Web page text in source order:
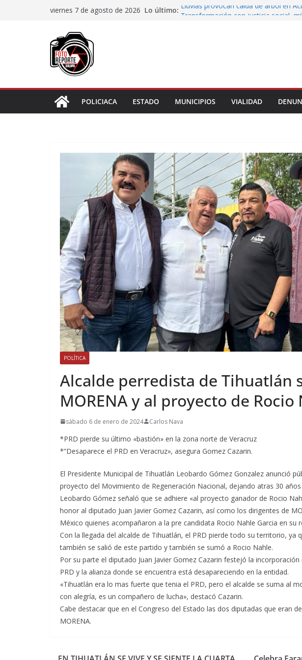
viernes 7 de agosto de 2026 Lo último: Lluvias provocan caída de árbol en
incumplimiento de obra y falta de
POLICIACA
ESTADO MUNICIPIOS VIALIDAD
POLÍTICA
Alcalde perredista de Tihuatlán
MORENA y al proyecto de Rocio
sábado 6 de enero de 2024 Carlos Nava
*PRD pierde su último «bastión» en la zona norte de Veracruz
*”Desaparece el PRD en Veracruz», asegura Gomez Cazarin.
El Presidente Municipal de Tihuatlán Leobardo Gómez Gonzalez anunció
proyecto del Movimiento de Regeneración Nacional, dejando atras 30
Leobardo Gómez señaló que se adhiere «al proyecto ganador de Rocio
honor al diputado Juan Javier Gomez Cazarin, así como los dirigentes de
México quienes acompañaron a la pre candidata Rocio Nahle Garcia en su
Con la llegada del alcalde de Tihuatlán, el PRD pierde todo su territorio, ya
también se salió de este partido y también se sumó a Rocio Nahle.
Por su parte el diputado Juan Javier Gomez Cazarin festejó la
PRD y la alianza donde se encuentra está desapareciendo en la entidad.
«Tihuatlán era lo mas fuerte que tenia el PRD, pero el alcalde se suma al
con alegría, es un compañero de lucha», destacó Cazarin.
Cabe destacar que en el Congreso del Estado las dos diputadas que eran
MORENA.